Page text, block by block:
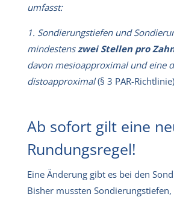
umfasst:
1. Sondierungstiefen und
mindestenszwei Stellen pro
davon mesioapproximal und eine
distoapproximal(§ 3 PAR-
Ab sofort gilt eine
Rundungsregel!
Eine Änderung gibt es bei den
Bisher mussten